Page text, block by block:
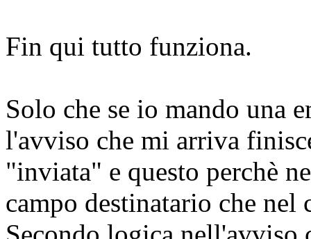
Fin qui tutto funziona.
Solo che se io mando una
l'avviso che mi arriva
"inviata" e questo perchè
campo destinatario che nel